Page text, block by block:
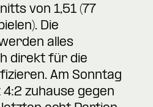
von 1,51 (77
Die
alles
direkt für die
Am Sonntag
zuhause gegen